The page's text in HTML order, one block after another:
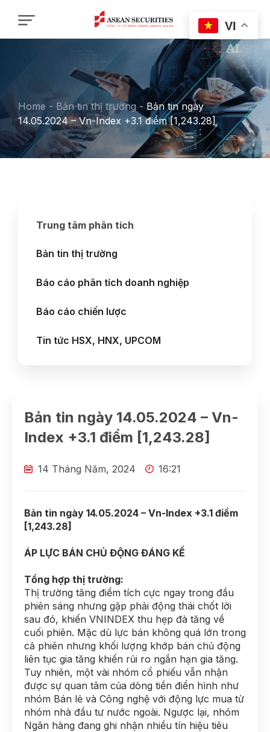
Home - Bản tin thị trường -Bản tin ngày
14.05.2024 – Vn-Index +3.1 điểm [1,243.28]
Trung tâm phân tích
Bản tin thị trường
Báo cáo phân tích doanh nghiệp
Báo cáo chiến lược
Tin tức HSX, HNX, UPCOM
Bản tin ngày 14.05.2024 – Vn-
Index +3.1 điểm [1,243.28]
14 Tháng Năm, 2024 16:21
Bản tin ngày 14.05.2024 – Vn-Index +3.1 điểm
[1,243.28]
ÁP LỰC BÁN CHỦ ĐỘNG ĐÁNG KỂ
Tổng hợp thị trường:
Thị trường tăng điểm tích cực ngay trong đầu
phiên sáng nhưng gặp phải động thái chốt lời
sau đó, khiến VNINDEX thu hẹp đà tăng về
cuối phiên. Mặc dù lực bán không quá lớn trong
cả phiên nhưng khối lượng khớp bán chủ động
liên tục gia tăng khiến rủi ro ngắn hạn gia tăng.
Tuy nhiên, một vài nhóm cổ phiếu vẫn nhận
được sự quan tâm của dòng tiền điển hình như
nhóm Bán lẻ và Công nghệ với động lực mua từ
nhóm nhà đầu tư nước ngoài. Ngược lại, nhóm
Ngân hàng đang ghi nhận nhiều tín hiệu tiêu
VI